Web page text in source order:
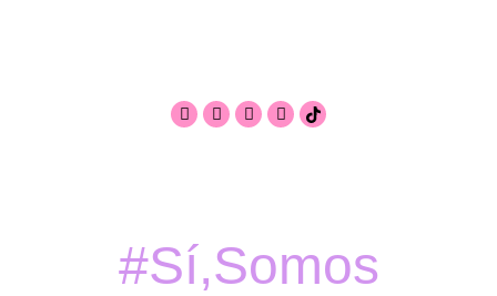
#Sí,Somos